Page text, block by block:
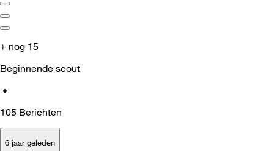
+ nog 15
Beginnende scout
•
105 Berichten
6 jaar geleden